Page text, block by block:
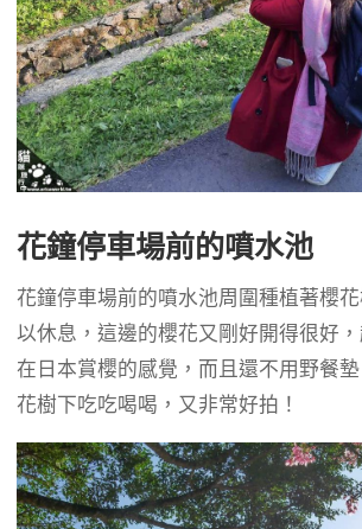
花鐘停車場前的噴水池
花鐘停車場前的噴水池周圍種植著櫻
以休息，這邊的櫻花又剛好開得很好
在日本賞櫻的感覺，而且還不用野餐
花樹下吃吃喝喝，又非常好拍！